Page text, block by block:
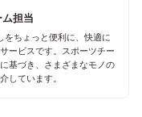
担当
をちょっと便利に、快適に
ービスです。スポーツチー
基づき、さまざまなモノの
しています。